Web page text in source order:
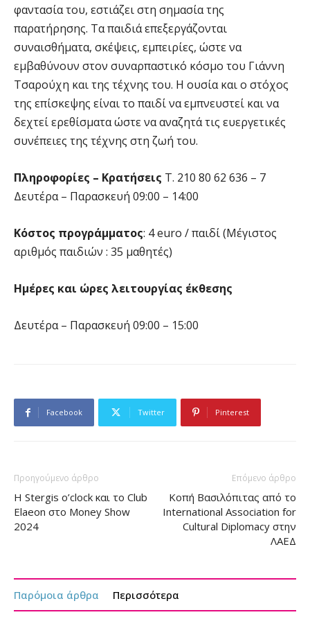
φαντασία του, εστιάζει στη σημασία της
παρατήρησης. Τα παιδιά επεξεργάζονται
συναισθήματα, σκέψεις, εμπειρίες, ώστε να
εμβαθύνουν στον συναρπαστικό κόσμο του Γιάννη
Τσαρούχη και της τέχνης του. Η ουσία και ο στόχος
της επίσκεψης είναι το παιδί να εμπνευστεί και να
δεχτεί ερεθίσματα ώστε να αναζητά τις ευεργετικές
συνέπειες της τέχνης στη ζωή του.
Πληροφορίες – Κρατήσεις Τ. 210 80 62 636 – 7
Δευτέρα – Παρασκευή 09:00 – 14:00
Κόστος προγράμματος: 4 euro / παιδί (Μέγιστος
αριθμός παιδιών : 35 μαθητές)
Ημέρες και ώρες λειτουργίας έκθεσης
Δευτέρα – Παρασκευή 09:00 – 15:00
Facebook Twitter Pinterest
Προηγούμενο άρθρο
Η Stergis o’clock και το Club
Elaeon στο Money Show
2024
Επόμενο άρθρο
Κοπή Βασιλόπιτας από το
International Association for
Cultural Diplomacy στην
ΛΑΕΔ
Παρόμοια άρθρα Περισσότερα